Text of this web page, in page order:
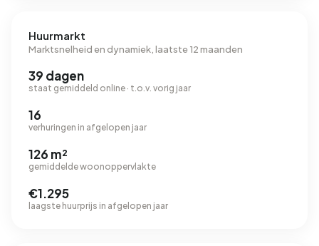
Huurmarkt
Marktsnelheid en dynamiek, laatste 12 maanden
39 dagen
staat gemiddeld online · t.o.v. vorig jaar
16
verhuringen in afgelopen jaar
126 m²
gemiddelde woonoppervlakte
€1.295
laagste huurprijs in afgelopen jaar